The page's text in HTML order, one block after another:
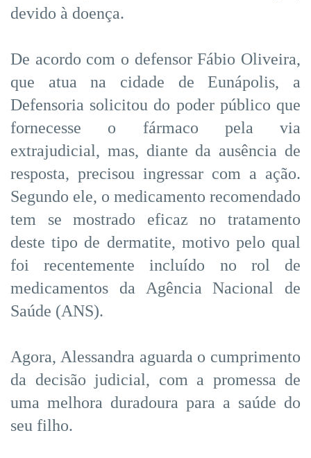
devido à doença.
De acordo com o defensor Fábio Oliveira,
que atua na cidade de Eunápolis, a
Defensoria solicitou do poder público que
fornecesse o fármaco pela via
extrajudicial, mas, diante da ausência de
resposta, precisou ingressar com a ação.
Segundo ele, o medicamento recomendado
tem se mostrado eficaz no tratamento
deste tipo de dermatite, motivo pelo qual
foi recentemente incluído no rol de
medicamentos da Agência Nacional de
Saúde (ANS).
Agora, Alessandra aguarda o cumprimento
da decisão judicial, com a promessa de
uma melhora duradoura para a saúde do
seu filho.